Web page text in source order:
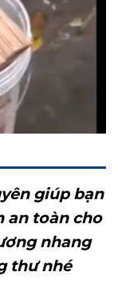
giúp bạn
an toàn cho
nhang
thư nhé